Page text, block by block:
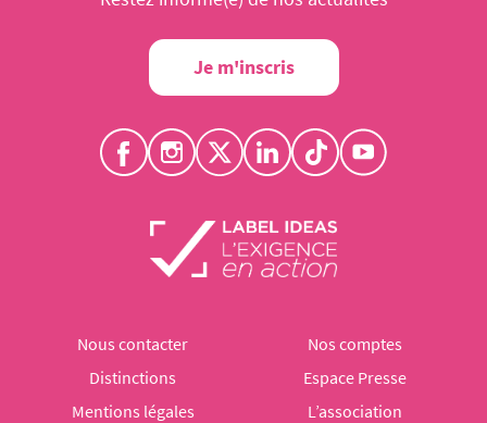
Je m'inscris
Nous contacter
Nos comptes
Distinctions
Espace Presse
Mentions légales
L’association